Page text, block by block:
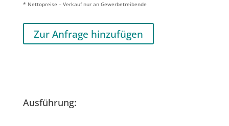
* Nettopreise – Verkauf nur an Gewerbetreibende
Zur Anfrage hinzufügen
Ausführung: